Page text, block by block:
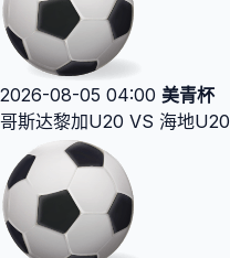
2026-08-05 04:00 美青杯
哥斯达黎加U20 VS 海地U20